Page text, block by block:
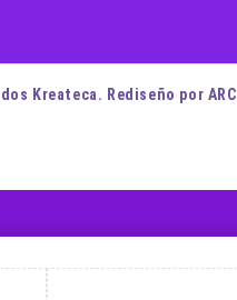
Kreateca. Rediseño por